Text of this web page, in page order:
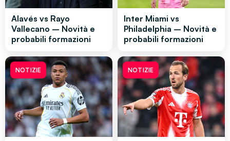
Alavés vs Rayo
Vallecano – Novità e
probabili formazioni
Inter Miami vs
Philadelphia – Novità e
probabili formazioni
NOTIZIE NOTIZIE